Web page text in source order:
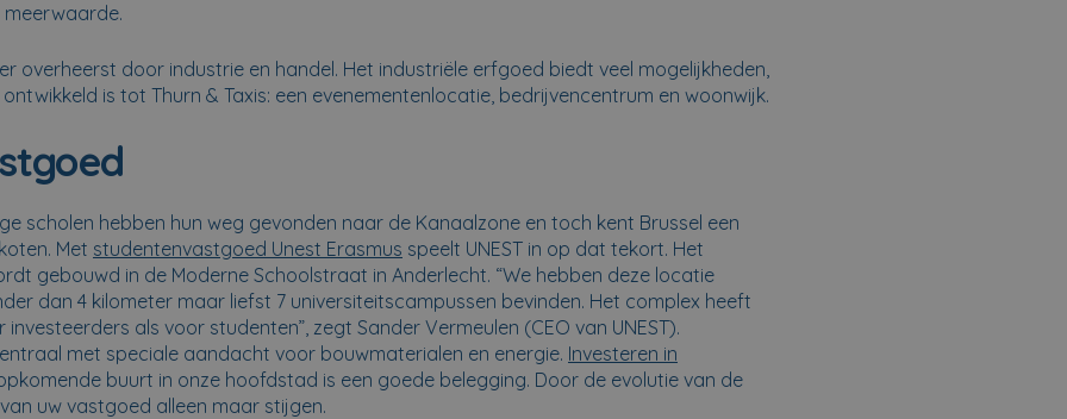
overheerst door industrie en handel. Het industriële erfgoed biedt veel mogelijkheden,
is tot Thurn & Taxis: een evenementenlocatie, bedrijvencentrum en woonwijk.
scholen hebben hun weg gevonden naar de Kanaalzone en toch kent Brussel een
Met studentenvastgoed Unest Erasmus speelt UNEST in op dat tekort. Het
gebouwd in de Moderne Schoolstraat in Anderlecht. “We hebben deze locatie
dan 4 kilometer maar liefst 7 universiteitscampussen bevinden. Het complex heeft
als voor studenten”, zegt Sander Vermeulen (CEO van UNEST).
met speciale aandacht voor bouwmaterialen en energie. Investeren in
buurt in onze hoofdstad is een goede belegging. Door de evolutie van de
uw vastgoed alleen maar stijgen.